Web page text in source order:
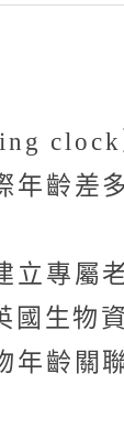
clock
年齡差
立專屬
國生物
年齡關